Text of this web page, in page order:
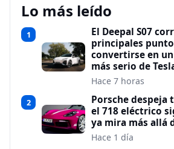
Lo más leído
1
El Deepal S07
principales
convertirse en
más serio de
Hace 7 horas
2
Porsche despeja
el 718 eléctrico
ya mira más allá
Hace 1 día